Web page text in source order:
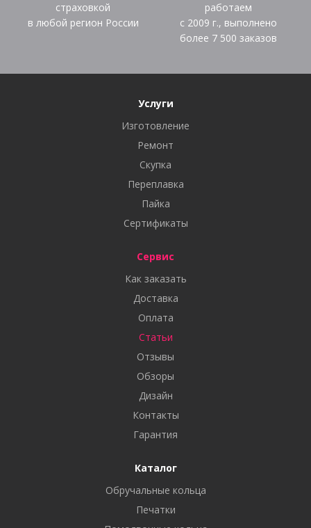
страховкой
в любой регион России
работаем
с 2009 г., выполнено
более 7 500 заказов
Услуги
Изготовление
Ремонт
Скупка
Переплавка
Пайка
Сертификаты
Сервис
Как заказать
Доставка
Оплата
Статьи
Отзывы
Обзоры
Дизайн
Контакты
Гарантия
Каталог
Обручальные кольца
Печатки